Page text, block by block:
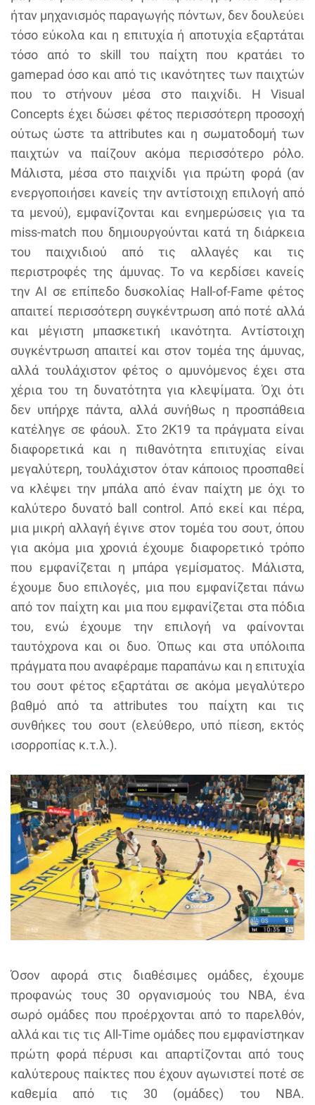
ήταν μηχανισμός παραγωγής πόντων, δεν δουλεύει
τόσο εύκολα και η επιτυχία ή αποτυχία εξαρτάται
τόσο από το skill του παίχτη που κρατάει το
gamepad όσο και από τις ικανότητες των παιχτών
που το στήνουν μέσα στο παιχνίδι. Η Visual
Concepts έχει δώσει φέτος περισσότερη προσοχή
ούτως ώστε τα attributes και η σωματοδομή των
παιχτών να παίζουν ακόμα περισσότερο ρόλο.
Μάλιστα, μέσα στο παιχνίδι για πρώτη φορά (αν
ενεργοποιήσει κανείς την αντίστοιχη επιλογή από
τα μενού), εμφανίζονται και ενημερώσεις για τα
miss-match που δημιουργούνται κατά τη διάρκεια
του παιχνιδιού από τις αλλαγές και τις
περιστροφές της άμυνας. Το να κερδίσει κανείς
την AI σε επίπεδο δυσκολίας Hall-of-Fame φέτος
απαιτεί περισσότερη συγκέντρωση από ποτέ αλλά
και μέγιστη μπασκετική ικανότητα. Αντίστοιχη
συγκέντρωση απαιτεί και στον τομέα της άμυνας,
αλλά τουλάχιστον φέτος ο αμυνόμενος έχει στα
χέρια του τη δυνατότητα για κλεψίματα. Όχι ότι
δεν υπήρχε πάντα, αλλά συνήθως η προσπάθεια
κατέληγε σε φάουλ. Στο 2K19 τα πράγματα είναι
διαφορετικά και η πιθανότητα επιτυχίας είναι
μεγαλύτερη, τουλάχιστον όταν κάποιος προσπαθεί
να κλέψει την μπάλα από έναν παίχτη με όχι το
καλύτερο δυνατό ball control. Από εκεί και πέρα,
μια μικρή αλλαγή έγινε στον τομέα του σουτ, όπου
για ακόμα μια χρονιά έχουμε διαφορετικό τρόπο
που εμφανίζεται η μπάρα γεμίσματος. Μάλιστα,
έχουμε δυο επιλογές, μια που εμφανίζεται πάνω
από τον παίχτη και μια που εμφανίζεται στα πόδια
του, ενώ έχουμε την επιλογή να φαίνονται
ταυτόχρονα και οι δυο. Όπως και στα υπόλοιπα
πράγματα που αναφέραμε παραπάνω και η επιτυχία
του σουτ φέτος εξαρτάται σε ακόμα μεγαλύτερο
βαθμό από τα attributes του παίχτη και τις
συνθήκες του σουτ (ελεύθερο, υπό πίεση, εκτός
ισορροπίας κ.τ.λ.).
Όσον αφορά στις διαθέσιμες ομάδες, έχουμε
προφανώς τους 30 οργανισμούς του NBA, ένα
σωρό ομάδες που προέρχονται από το παρελθόν,
αλλά και τις τις All-Time ομάδες που εμφανίστηκαν
πρώτη φορά πέρυσι και απαρτίζονται από τους
καλύτερους παίκτες που έχουν αγωνιστεί ποτέ σε
καθεμία από τις 30 (ομάδες) του NBA.